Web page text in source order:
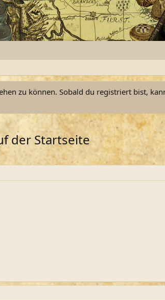
zu können. Sobald du registriert bist,
der Startseite